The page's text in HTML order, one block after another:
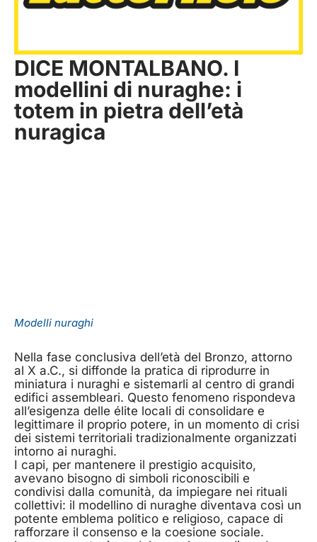
DICE MONTALBANO. I
modellini di nuraghe: i
totem in pietra dell’età
nuragica
Modelli nuraghi
Nella fase conclusiva dell’età del Bronzo, attorno
al X a.C., si diffonde la pratica di riprodurre in
miniatura i nuraghi e sistemarli al centro di grandi
edifici assembleari. Questo fenomeno rispondeva
all’esigenza delle élite locali di consolidare e
legittimare il proprio potere, in un momento di crisi
dei sistemi territoriali tradizionalmente organizzati
intorno ai nuraghi.
I capi, per mantenere il prestigio acquisito,
avevano bisogno di simboli riconoscibili e
condivisi dalla comunità, da impiegare nei rituali
collettivi: il modellino di nuraghe diventava così un
potente emblema politico e religioso, capace di
rafforzare il consenso e la coesione sociale.